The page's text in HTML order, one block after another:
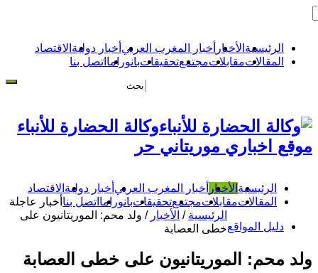
الرئيسية الأخبار أخبار المغرب العربي أخبار دولية الاقتصاد
المقالاتمقابلاتمجتمعتحقيقاتبانوراما اتصل بنا
وكالة الحضارة للأنباء
موقع اخباري موريتاني حر
الرئيسية الأخبار أخبار المغرب العربي أخبار دولية الاقتصاد
المقالاتمقابلاتمجتمعتحقيقاتبانوراما اتصل بنا أخبار عاجلة
دليل المواقع
الرئيسية / الأخبار / ولد محم: الموريتانيون على
خطى العصابة
ولد محم: الموريتانيون على خطى العصابة